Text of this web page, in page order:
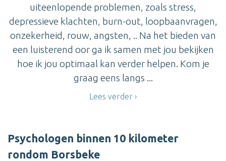
uiteenlopende problemen, zoals stress,
depressieve klachten, burn-out, loopbaanvragen,
onzekerheid, rouw, angsten, .. Na het bieden van
een luisterend oor ga ik samen met jou bekijken
hoe ik jou optimaal kan verder helpen. Kom je
graag eens langs ...
Lees verder
Psychologen binnen 10 kilometer
rondom Borsbeke